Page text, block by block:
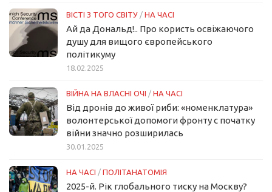
ВІСТІ З ТОГО СВІТУ / НА ЧАСІ
Ай да Дональд!.. Про користь освіжаючого
душу для вищого європейського
політикуму
18.02.2025
ВІЙНА НА ВЛАСНІ ОЧІ / НА ЧАСІ
Від дронів до живої риби: «номенклатура»
волонтерської допомоги фронту с початку
війни значно розширилась
30.01.2025
НА ЧАСІ / ПОЛІТАНАТОМІЯ
2025-й. Рік глобального тиску на Москву?